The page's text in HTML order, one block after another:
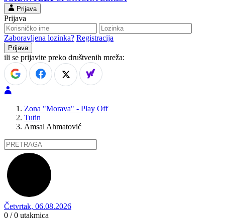
Prijava
Prijava
Zaboravljena lozinka? Registracija
ili se prijavite preko društvenih mreža:
Zona "Morava" - Play Off
Tutin
Amsal Ahmatović
Četvrtak, 06.08.2026
0 / 0 utakmica